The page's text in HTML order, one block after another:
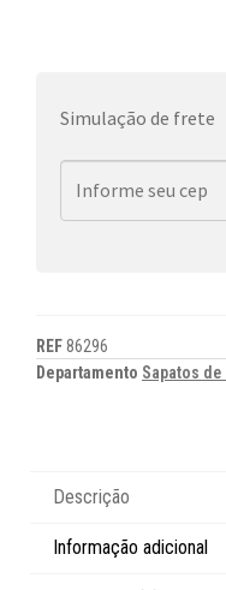
Simulação de frete
REF 86296
Departamento Sapatos de
Descrição
Informação adicional